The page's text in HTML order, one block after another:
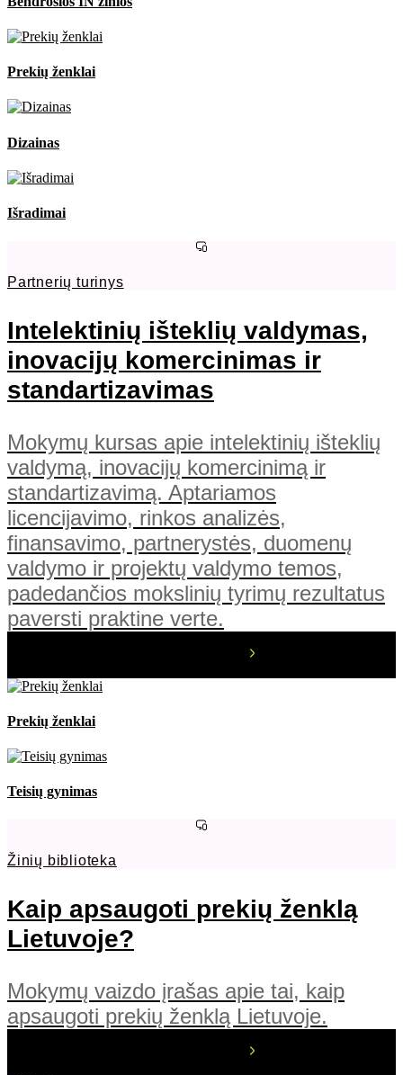
Prekių ženklai
Dizainas
Išradimai
Partnerių turinys
Intelektinių išteklių valdymas,
inovacijų komercinimas ir
standartizavimas
Mokymų kursas apie intelektinių išteklių
valdymą, inovacijų komercinimą ir
standartizavimą. Aptariamos
licencijavimo, rinkos analizės,
finansavimo, partnerystės, duomenų
valdymo ir projektų valdymo temos,
padedančios mokslinių tyrimų rezultatus
paversti praktine verte.
Prekių ženklai
Teisių gynimas
Žinių biblioteka
Kaip apsaugoti prekių ženklą
Lietuvoje?
Mokymų vaizdo įrašas apie tai, kaip
apsaugoti prekių ženklą Lietuvoje.